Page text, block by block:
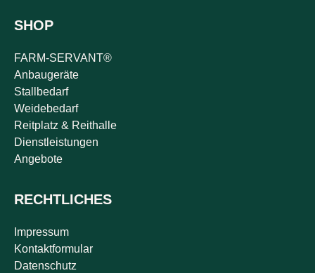
SHOP
FARM-SERVANT®
Anbaugeräte
Stallbedarf
Weidebedarf
Reitplatz & Reithalle
Dienstleistungen
Angebote
RECHTLICHES
Impressum
Kontaktformular
Datenschutz